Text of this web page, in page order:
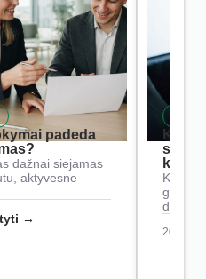
padeda
dažnai siejamas
aktyvesne
→
Kaip
2026-